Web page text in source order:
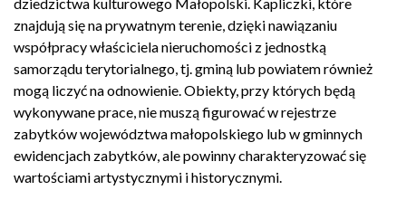
dziedzictwa kulturowego Małopolski. Kapliczki, które
znajdują się na prywatnym terenie, dzięki nawiązaniu
współpracy właściciela nieruchomości z jednostką
samorządu terytorialnego, tj. gminą lub powiatem również
mogą liczyć na odnowienie. Obiekty, przy których będą
wykonywane prace, nie muszą figurować w rejestrze
zabytków województwa małopolskiego lub w gminnych
ewidencjach zabytków, ale powinny charakteryzować się
wartościami artystycznymi i historycznymi.